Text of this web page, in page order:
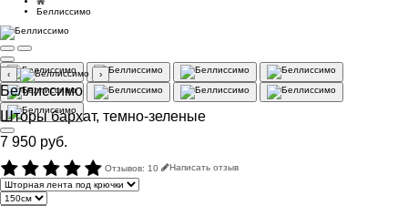
Беллиссимо
‹ ›
Беллиссимо
Шторы бархат, темно-зеленые
7 950 руб.
Отзывов: 10 Написать отзыв